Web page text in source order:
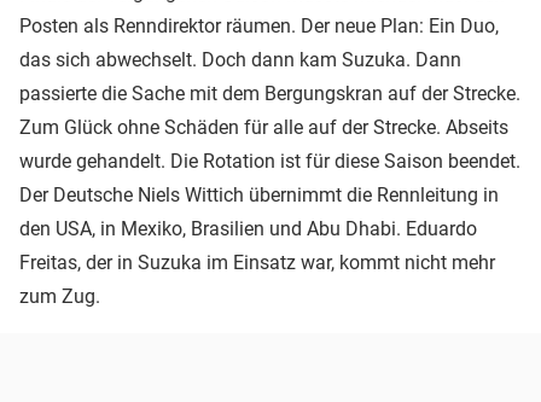
Posten als Renndirektor räumen. Der neue Plan: Ein Duo,
das sich abwechselt. Doch dann kam Suzuka. Dann
passierte die Sache mit dem Bergungskran auf der Strecke.
Zum Glück ohne Schäden für alle auf der Strecke. Abseits
wurde gehandelt. Die Rotation ist für diese Saison beendet.
Der Deutsche Niels Wittich übernimmt die Rennleitung in
den USA, in Mexiko, Brasilien und Abu Dhabi. Eduardo
Freitas, der in Suzuka im Einsatz war, kommt nicht mehr
zum Zug.